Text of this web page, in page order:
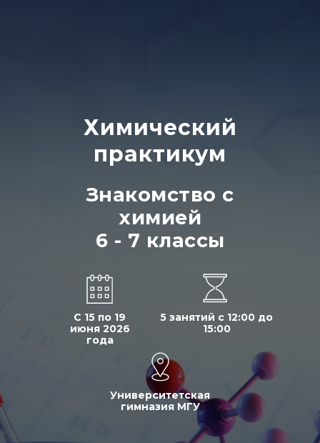
Химический
практикум
Знакомство с
химией
6 - 7 классы
5 занятий с 12:00 до
15:00
Университетская
гимназия МГУ
С 15 по 19
июня 2026
года